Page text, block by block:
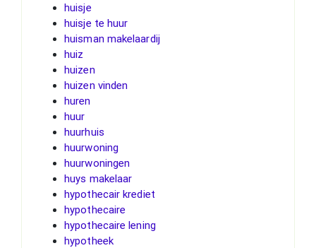
huisje
huisje te huur
huisman makelaardij
huiz
huizen
huizen vinden
huren
huur
huurhuis
huurwoning
huurwoningen
huys makelaar
hypothecair krediet
hypothecaire
hypothecaire lening
hypotheek